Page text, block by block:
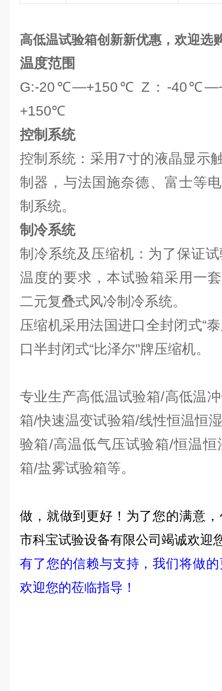
高低温试验箱创新新优惠，欢迎选
温度范围
G:-20℃—+150℃ Z：-
+150℃
控制系统
控制系统：采用7寸的液晶显示
制器，与法国施奈德、富士等
制系统。
制冷系统
制冷系统及压缩机：为了保证
温度的要求，本试验箱采用一
二元复叠式风冷制冷系统。
压缩机采用法国进口全封闭式“
口半封闭式“比泽尔"牌压缩机。
专业生产高低温试验箱/高低温
箱/快速温变试验箱/线性恒温恒
验箱/高温低气压试验箱/恒温
箱/盐雾试验箱等。
做，就做到更好！为了您的满意
市科宝试验设备有限公司竭诚欢迎
有了您的信赖与支持，我们将做
欢迎您的莅临指导！